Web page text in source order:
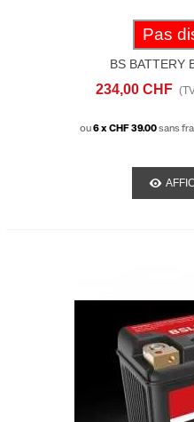
Pas
BS BATTERY
234,00 CHF
ou6 x CHF 39.00sans